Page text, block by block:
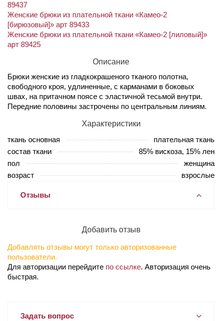
89437
Женские брюки из плательной ткани «Камео-2
[бирюзовый]» арт 89433
Женские брюки из плательной ткани «Камео-2 [лиловый]»
арт 89425
Описание
Брюки женские из гладкокрашеного тканого полотна,
свободного кроя, удлиненные, с карманами в боковых
швах, на притачном поясе с эластичной тесьмой внутри.
Передние половины застрочены по центральным линиям.
Характеристики
ткань основная
плательная ткань
состав ткани
85% вискоза, 15% лен
пол
женщина
возраст
взрослые
Отзывы
Добавить отзыв
Добавлять отзывы могут только авторизованные
пользователи.
Для авторизации перейдите по ссылке. Авторизация очень
быстрая.
Задать вопрос